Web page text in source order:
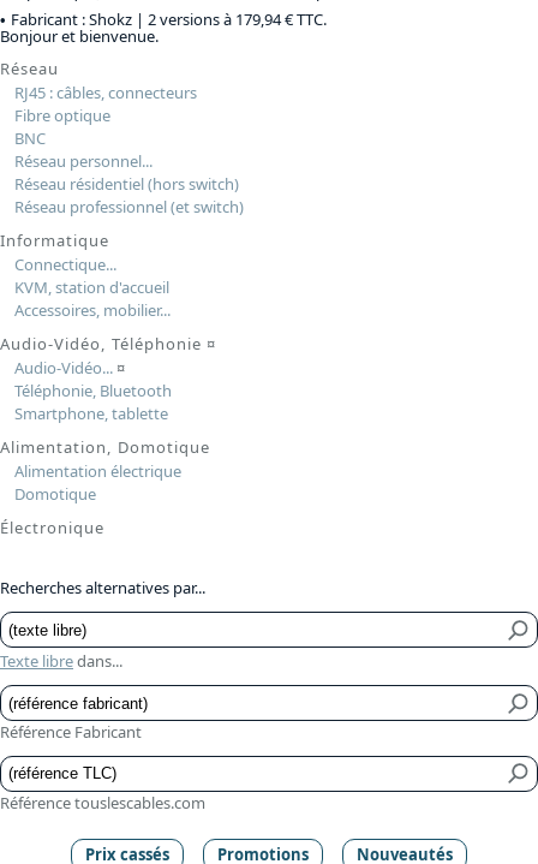
Fabricant : Shokz | 2 versions à 179,94 € TTC.
Bonjour et bienvenue.
Réseau
RJ45 : câbles, connecteurs
Fibre optique
BNC
Réseau personnel...
Réseau résidentiel (hors switch)
Réseau professionnel (et switch)
Informatique
Connectique...
KVM, station d'accueil
Accessoires, mobilier...
Audio-Vidéo, Téléphonie ¤
Audio-Vidéo...¤
Téléphonie, Bluetooth
Smartphone, tablette
Alimentation, Domotique
Alimentation électrique
Domotique
Électronique
Recherches alternatives par...
Texte libredans...
Référence Fabricant
Référence touslescables.com
Prix cassés Promotions Nouveautés